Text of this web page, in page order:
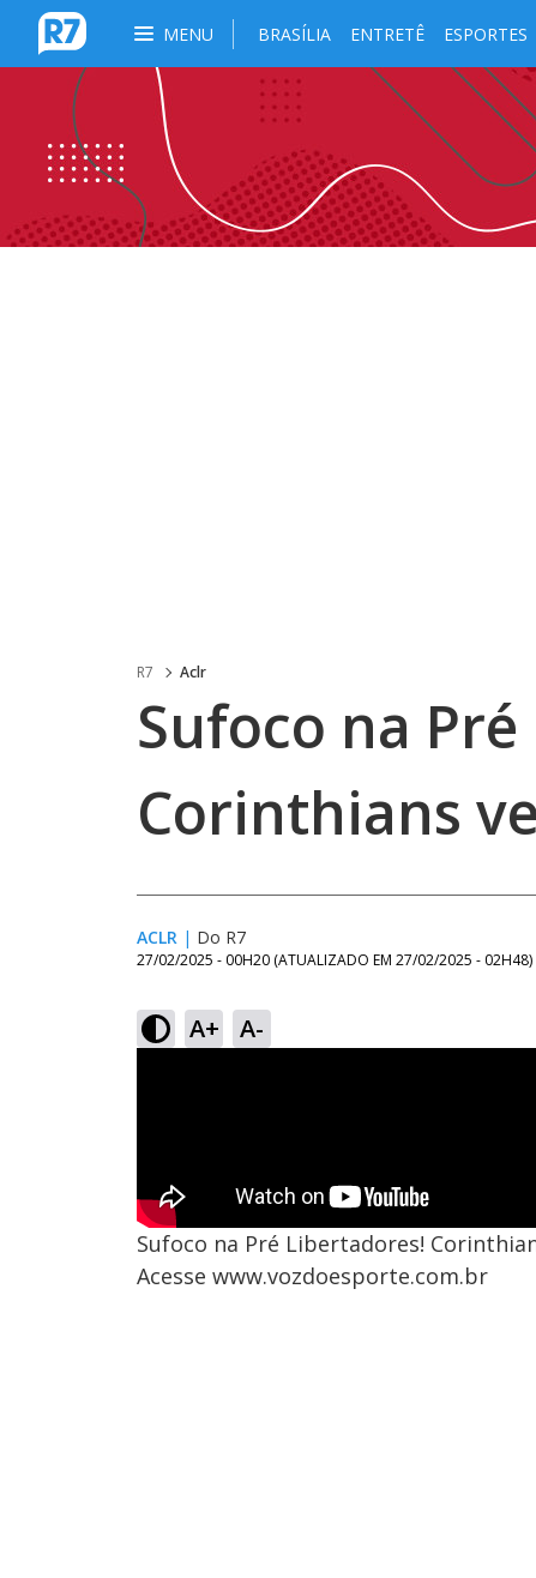
MENU BRASÍLIA ENTRETÊ ESPORTES
R7 Aclr
Sufoco na
Corinthians
ACLR | Do R7
27/02/2025 - 00H20 (ATUALIZADO EM 27/02/2025 - 02H48)
A+ A-
Sufoco na Pré Libertadores!
Acesse www.vozdoesporte.com.br